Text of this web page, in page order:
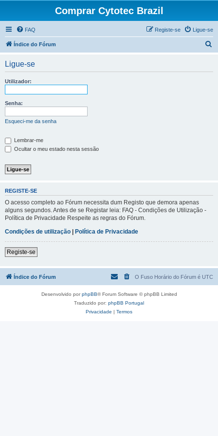
Comprar Cytotec Brazil
FAQ Ligue-se
Registe-se
Índice do Fórum
Ligue-se
Utilizador:
Senha:
Esqueci-me da senha
Lembrar-me
Ocultar o meu estado nesta sessão
REGISTE-SE
O acesso completo ao Fórum necessita dum Registo que demora apenas
alguns segundos. Antes de se Registar leia: FAQ - Condições de Utilização -
Política de Privacidade Respeite as regras do Fórum.
Condições de utilização | Política de Privacidade
Registe-se
Índice do Fórum O Fuso Horário do Fórum é UTC
Desenvolvido porphpBB® Forum Software © phpBB Limited
Traduzido por: phpBB Portugal
Privacidade | Termos